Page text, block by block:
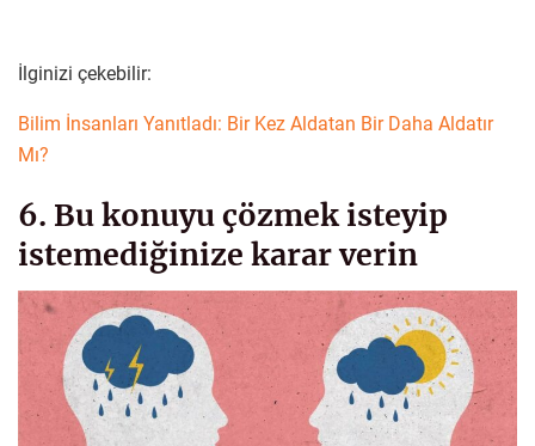
İlginizi çekebilir:
Bilim İnsanları Yanıtladı: Bir Kez Aldatan Bir Daha Aldatır
Mı?
6. Bu konuyu çözmek isteyip
istemediğinize karar verin